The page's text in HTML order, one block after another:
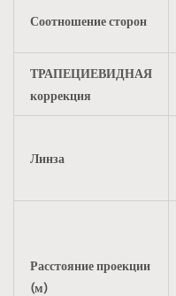
Соотношение сторон
ТРАПЕЦИЕВИДНАЯ
коррекция
Линза
Расстояние проекции
(м)